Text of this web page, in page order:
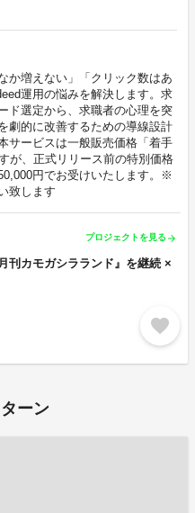
か増えない」「クリック数はあ
運用の悩みを解決します。求
ド選定から、求職者の心理を突
劇的に改善するための導線設計
サービスは一般販売価格「着手
が、正式リリース前の特別価格
円でお受けいたします。※
致します
プロジェクトを見る arrow_forward
刊カモガシラランド』を継続 ×
favorite
ーン